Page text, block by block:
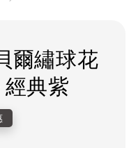
爾繡球花
經典紫